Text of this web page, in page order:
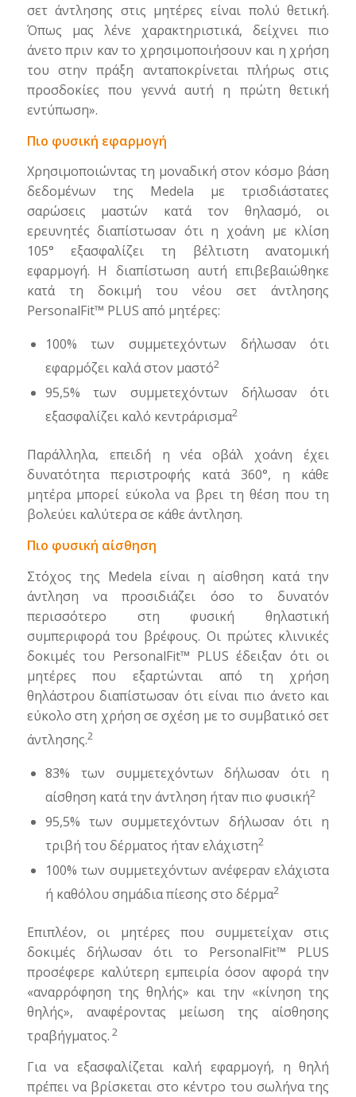
σετ άντλησης στις μητέρες είναι πολύ θετική.
Όπως μας λένε χαρακτηριστικά, δείχνει πιο
άνετο πριν καν το χρησιμοποιήσουν και η χρήση
του στην πράξη ανταποκρίνεται πλήρως στις
προσδοκίες που γεννά αυτή η πρώτη θετική
εντύπωση».
Πιο φυσική εφαρμογή
Χρησιμοποιώντας τη μοναδική στον κόσμο βάση
δεδομένων της Medela με τρισδιάστατες
σαρώσεις μαστών κατά τον θηλασμό, οι
ερευνητές διαπίστωσαν ότι η χοάνη με κλίση
105° εξασφαλίζει τη βέλτιστη ανατομική
εφαρμογή. Η διαπίστωση αυτή επιβεβαιώθηκε
κατά τη δοκιμή του νέου σετ άντλησης
PersonalFit™ PLUS από μητέρες:
100% των συμμετεχόντων δήλωσαν ότι
εφαρμόζει καλά στον μαστό2
95,5% των συμμετεχόντων δήλωσαν ότι
εξασφαλίζει καλό κεντράρισμα2
Παράλληλα, επειδή η νέα οβάλ χοάνη έχει
δυνατότητα περιστροφής κατά 360°, η κάθε
μητέρα μπορεί εύκολα να βρει τη θέση που τη
βολεύει καλύτερα σε κάθε άντληση.
Πιο φυσική αίσθηση
Στόχος της Medela είναι η αίσθηση κατά την
άντληση να προσιδιάζει όσο το δυνατόν
περισσότερο στη φυσική θηλαστική
συμπεριφορά του βρέφους. Οι πρώτες κλινικές
δοκιμές του PersonalFit™ PLUS έδειξαν ότι οι
μητέρες που εξαρτώνται από τη χρήση
θηλάστρου διαπίστωσαν ότι είναι πιο άνετο και
εύκολο στη χρήση σε σχέση με το συμβατικό σετ
άντλησης.2
83% των συμμετεχόντων δήλωσαν ότι η
αίσθηση κατά την άντληση ήταν πιο φυσική2
95,5% των συμμετεχόντων δήλωσαν ότι η
τριβή του δέρματος ήταν ελάχιστη2
100% των συμμετεχόντων ανέφεραν ελάχιστα
ή καθόλου σημάδια πίεσης στο δέρμα2
Επιπλέον, οι μητέρες που συμμετείχαν στις
δοκιμές δήλωσαν ότι το PersonalFit™ PLUS
προσέφερε καλύτερη εμπειρία όσον αφορά την
«αναρρόφηση της θηλής» και την «κίνηση της
θηλής», αναφέροντας μείωση της αίσθησης
τραβήγματος. 2
Για να εξασφαλίζεται καλή εφαρμογή, η θηλή
πρέπει να βρίσκεται στο κέντρο του σωλήνα της